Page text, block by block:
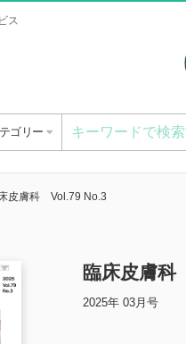
ス
ゴリー
皮膚科 Vol.79 No.3
臨床皮膚科
2025年 03月号